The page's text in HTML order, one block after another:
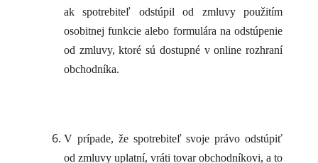
ak spotrebiteľ odstúpil od zmluvy použitím
osobitnej funkcie alebo formulára na odstúpenie
od zmluvy, ktoré sú dostupné v online rozhraní
obchodníka.
V prípade, že spotrebiteľ svoje právo odstúpiť
od zmluvy uplatní, vráti tovar obchodníkovi, a to